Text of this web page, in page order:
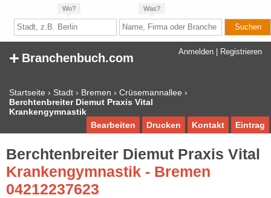
Wo? Was?
Anmelden Registrieren
+ Branchenbuch.com
Startseite › Stadt › Bremen › Crüsemannallee ›
Berchtenbreiter Diemut Praxis Vital
Krankengymnastik
Eintrag
Kontakt
Drucken
Bearbeiten
Berchtenbreiter Diemut Praxis Vital
Krankengymnastik - Bremen
04212237623